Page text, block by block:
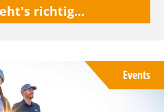
richtig...
Events